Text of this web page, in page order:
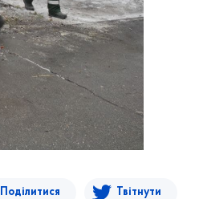
Поділитися Твітнути